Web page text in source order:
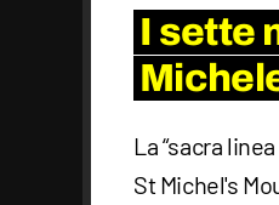
I sette
La “sacra
St Michel's